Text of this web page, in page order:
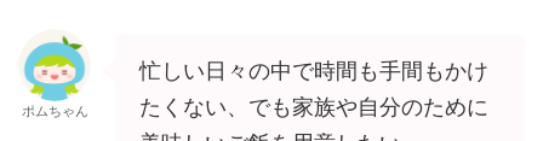
ポムちゃん
忙しい日々の中で時間も手間もかけ
たくない、でも家族や自分のために